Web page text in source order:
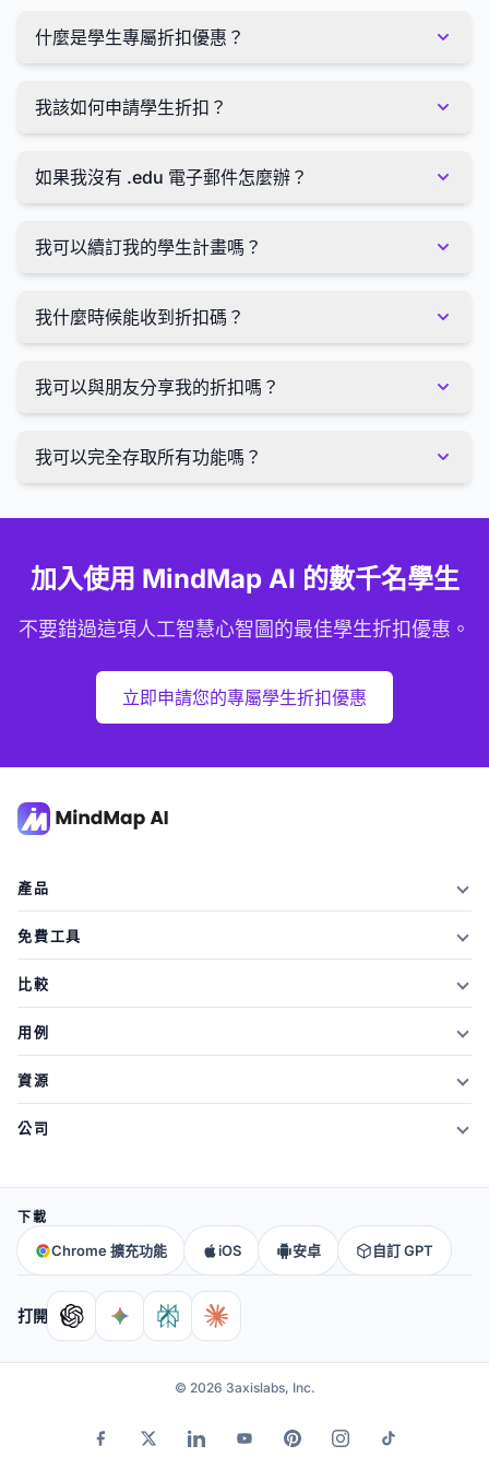
什麼是學生專屬折扣優惠？
上的折扣，讓他們能夠以較低的價格全面使用高級功能。
我該如何申請學生折扣？
如果我沒有 .edu 電子郵件怎麼辦？
我可以續訂我的學生計畫嗎？
我什麼時候能收到折扣碼？
我可以與朋友分享我的折扣嗎？
我可以完全存取所有功能嗎？
加入使用 MindMap AI 的數千名學生
不要錯過這項人工智慧心智圖的最佳學生折扣優惠。
立即申請您的專屬學生折扣優惠
產品
特徵
方案及價格
推薦獎勵
什麼是新的
免費工具
AI摘要器
文章摘要器
PDF摘要器
影片摘要器
比較
對 Xmind
與 Mapify 對比
與 GitMind 對比
與 MindManager
所有比較 →
用例
心智圖
腦力激盪
大腦圖譜
教育
資源
部落格
心智圖
常問問題
幫助與支持
公司
社群
合作夥伴
附屬公司
下載
Chrome 擴充功能 iOS 安卓 自訂 GPT
打開
© 2026 3axislabs, Inc.